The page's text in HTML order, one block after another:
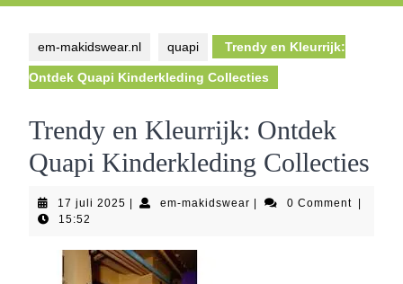
em-makidswear.nl quapi Trendy en Kleurrijk:
Ontdek Quapi Kinderkleding Collecties
Trendy en Kleurrijk: Ontdek
Quapi Kinderkleding Collecties
17 juli 2025 17
em-makidswear em-
0 Comment
15:52